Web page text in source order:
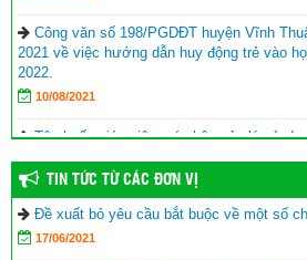
Công văn số 198/PGDĐT huyện Vĩnh
2021 về việc hướng dẫn huy động trẻ vào
2022.
10/08/2021
Tập huấn giáo viên, cán bộ quản lý sử
17/06/2021
Hội Khuyến học huyện Vĩnh Thuận trao
học sinh nghèo xã Phong Đông
TIN TỨC TỪ CÁC ĐƠN VỊ
Đề xuất bỏ yêu cầu bắt buộc về một số
17/06/2021